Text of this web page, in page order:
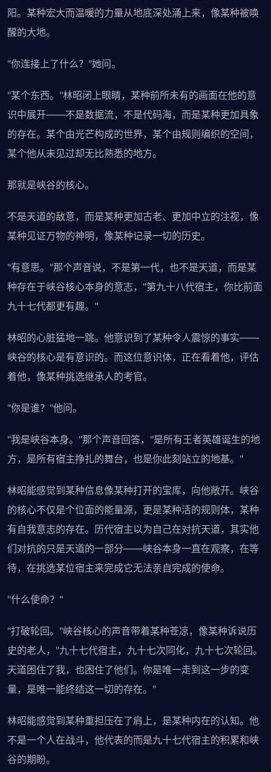
阳。某种宏大而温暖的力量从地底深处涌上来，像某种被唤
醒的大地。
"你连接上了什么？"她问。
"某个东西。"林昭闭上眼睛，某种前所未有的画面在他的意
识中展开——不是数据流，不是代码海，而是某种更加具象
的存在。某个由光芒构成的世界，某个由规则编织的空间，
某个他从未见过却无比熟悉的地方。
那就是峡谷的核心。
不是天道的敌意，而是某种更加古老、更加中立的注视，像
某种见证万物的神明，像某种记录一切的历史。
"有意思。"那个声音说，不是第一代，也不是天道，而是某
种存在于峡谷核心本身的意志，"第九十八代宿主，你比前面
九十七代都更有趣。"
林昭的心脏猛地一跳。他意识到了某种令人震惊的事实——
峡谷的核心是有意识的。而这位意识体，正在看着他，评估
着他，像某种挑选继承人的考官。
"你是谁？"他问。
"我是峡谷本身。"那个声音回答，"是所有王者英雄诞生的地
方，是所有宿主挣扎的舞台，也是你此刻站立的地基。"
林昭能感觉到某种信息像某种打开的宝库，向他敞开。峡谷
的核心不仅是个位面的能量源，更是某种活的规则体，某种
有自我意志的存在。历代宿主以为自己在对抗天道，其实他
们对抗的只是天道的一部分——峡谷本身一直在观察，在等
待，在挑选某位宿主来完成它无法亲自完成的使命。
"什么使命？"
"打破轮回。"峡谷核心的声音带着某种苍凉，像某种诉说历
史的老人，"九十七代宿主，九十七次同化，九十七次轮回。
天道困住了我，也困住了他们。你是唯一走到这一步的变
量，是唯一能终结这一切的存在。"
林昭能感觉到某种重担压在了肩上，是某种内在的认知。他
不是一个人在战斗，他代表的而是九十七代宿主的积累和峡
谷的期盼。